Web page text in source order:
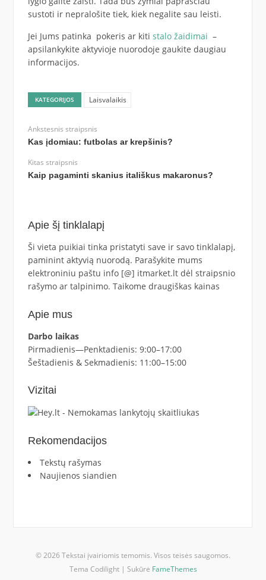
sustoti ir nepralošite tiek, kiek negalite sau leisti.
Jei Jums patinka pokeris ar kiti stalo žaidimai –
apsilankykite aktyvioje nuorodoje gaukite daugiau
informacijos.
KATEGORIJOS Laisvalaikis
Ankstesnis straipsnis
Kas įdomiau: futbolas ar krepšinis?
Kitas straipsnis
Kaip pagaminti skanius itališkus makaronus?
Apie šį tinklalapį
Ši vieta puikiai tinka pristatyti save ir savo tinklalapį,
paminint aktyvią nuorodą. Parašykite mums
elektroniniu paštu info [@] itmarket.lt dėl straipsnio
rašymo ar talpinimo. Taikome draugiškas kainas
Apie mus
Darbo laikas
Pirmadienis—Penktadienis: 9:00–17:00
Šeštadienis & Sekmadienis: 11:00–15:00
Vizitai
Rekomendacijos
Tekstų rašymas
Naujienos siandien
© 2026 Tekstai įvairiomis temomis. Visos teisės saugomos.
Tema Codilight | Sukūrė FameThemes